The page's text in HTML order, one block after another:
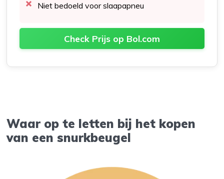
Niet bedoeld voor slaapapneu
Check Prijs op Bol.com
Waar op te letten bij het kopen
van een snurkbeugel